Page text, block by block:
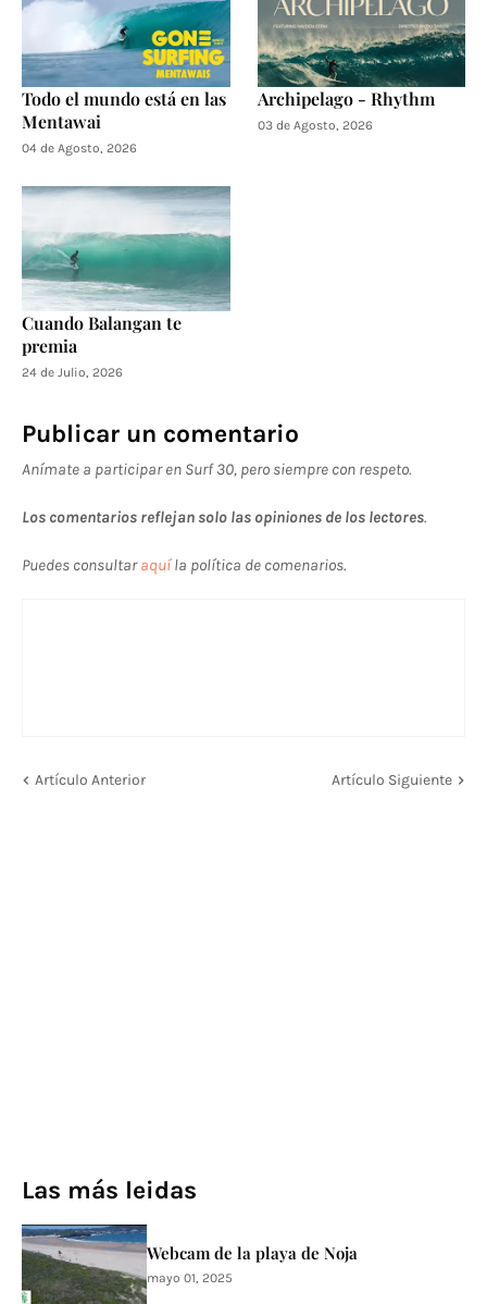
Todo el mundo está en las
Mentawai
04 de Agosto, 2026
Archipelago - Rhythm
03 de Agosto, 2026
Cuando Balangan te
premia
24 de Julio, 2026
Publicar un comentario
Anímate a participar en Surf 30, pero siempre con respeto.
Los comentarios reflejan solo las opiniones de los lectores.
Puedes consultaraquíla política de comenarios.
Artículo Anterior Artículo Siguiente
Las más leidas
Webcam de la playa de Noja
mayo 01, 2025